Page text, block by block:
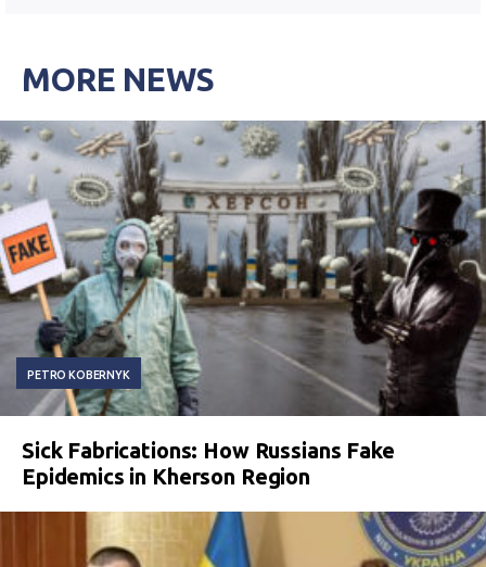
MORE NEWS
PETRO KOBERNYK
Sick Fabrications: How Russians Fake
Epidemics in Kherson Region